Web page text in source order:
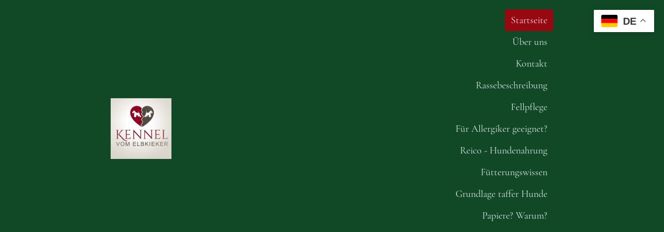
Startseite
Über uns
Kontakt
Rassebeschreibung
Fellpflege
Für Allergiker geeignet?
Reico - Hundenahrung
Fütterungswissen
Grundlage taffer Hunde
Papiere? Warum?
DE